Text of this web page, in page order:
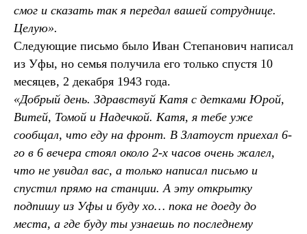
смог и сказать так я передал вашей сотруднице.
Целую».
Следующие письмо было Иван Степанович написал
из Уфы, но семья получила его только спустя 10
месяцев, 2 декабря 1943 года.
«Добрый день. Здравствуй Катя с детками Юрой,
Витей, Томой и Надечкой. Катя, я тебе уже
сообщал, что еду на фронт. В Златоуст приехал 6-
го в 6 вечера стоял около 2-х часов очень жалел,
что не увидал вас, а только написал письмо и
спустил прямо на станции. А эту открытку
подпишу из Уфы и буду хо… пока не доеду до
места, а где буду ты узнаешь по последнему